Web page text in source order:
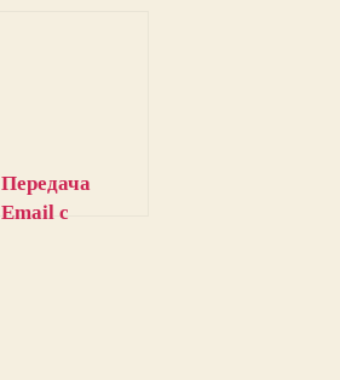
Передача
Email с